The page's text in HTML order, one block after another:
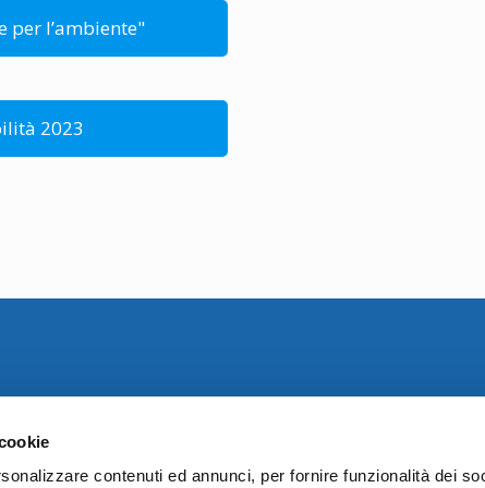
contenuti ed annunci, per fornire funzionalità dei
per l’ambiente"
2023